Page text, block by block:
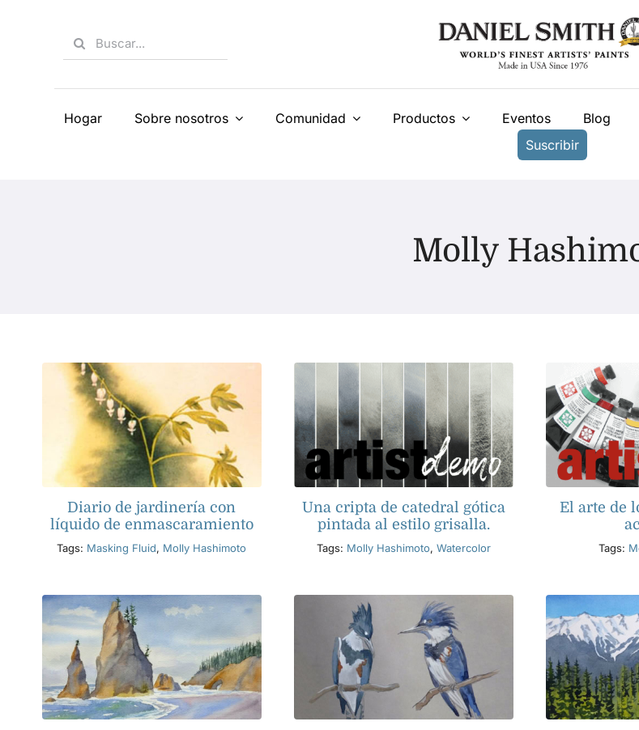
Search
for:
Hogar Sobre nosotros Comunidad Productos Eventos Blog
Suscribir
Molly
Diario de jardinería con
líquido de enmascaramiento
Tags: Masking Fluid, Molly Hashimoto
Una cripta de catedral gótica
pintada al estilo grisalla.
Tags: Molly Hashimoto, Watercolor
El arte de
Tags: